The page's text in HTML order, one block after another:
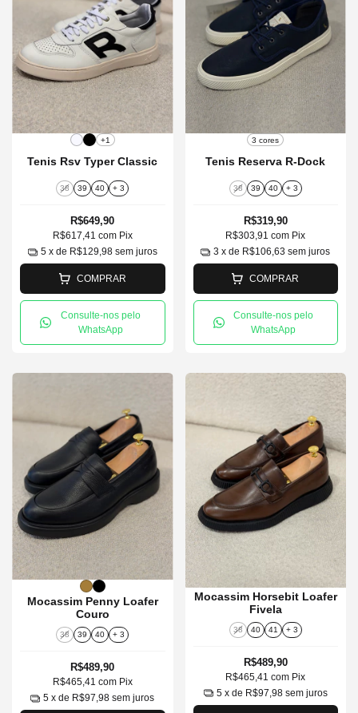
+1
Tenis Rsv Typer Classic
38 39 40 + 3
R$649,90
R$617,41 com Pix
5 x de R$129,98 sem juros
COMPRAR
Consulte-nos pelo
WhatsApp
3 cores
Tenis Reserva R-Dock
38 39 40 + 3
R$319,90
R$303,91com Pix
3 x de R$106,63 sem juros
COMPRAR
Consulte-nos pelo
WhatsApp
Mocassim Penny Loafer
Couro
38 39 40 + 3
R$489,90
R$465,41 com Pix
5 x de R$97,98 sem juros
Mocassim Horsebit Loafer
Fivela
38 40 41 + 3
R$489,90
R$465,41com Pix
5 x de R$97,98 sem juros